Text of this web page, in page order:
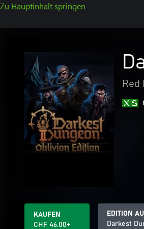
Zu Hauptinhalt springen
Red
KAUFEN
CHF 46.00+
EDITION
Darkest